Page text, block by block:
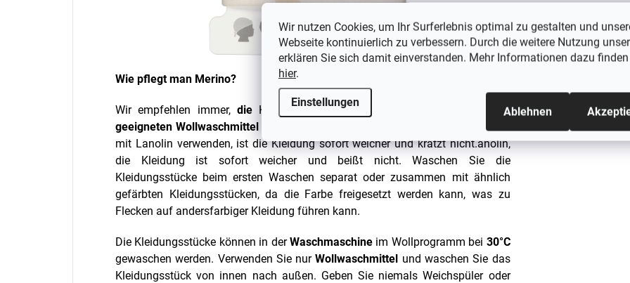
Wir nutzen Cookies, um Ihr Surferlebnis optimal zu gestalten und
Webseite kontinuierlich zu verbessern. Durch die weitere Nutzung
erklären Sie sich damit einverstanden. Mehr Informationen dazu
hier.
Einstellungen
Ablehnen
Wie pflegt man Merino?
Wir empfehlen immer,die Kleidungvor dem ersten Gebrauch mit einem
geeigneten Wollwaschmittel zu waschen.
Vor allem, wenn Sie ein Waschmittel
mit Lanolin verwenden, ist die Kleidung sofort weicher und kratzt nicht.anolin,
die Kleidung ist sofort weicher und beißt nicht. Waschen Sie die
Kleidungsstücke beim ersten Waschen separat oder zusammen mit ähnlich
gefärbten Kleidungsstücken, da die Farbe freigesetzt werden kann, was zu
Flecken auf andersfarbiger Kleidung führen kann.
Die Kleidungsstücke können in derWaschmaschine im Wollprogramm bei 30°C
gewaschen werden. Verwenden Sie nurWollwaschmittel und waschen Sie das
Kleidungsstück von innen nach außen. Geben Sie niemals Weichspüler oder